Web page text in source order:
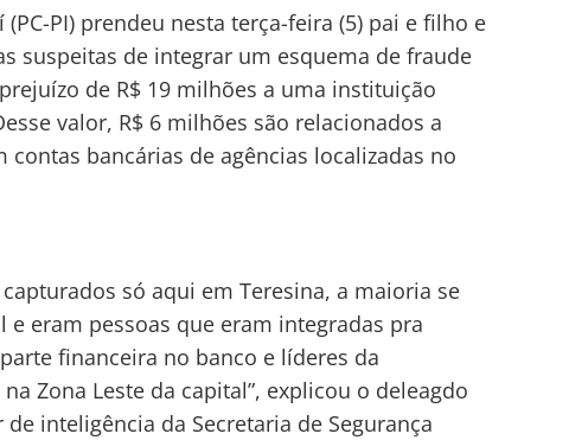
PI) prendeu nesta terça-feira (5) pai e filho e
suspeitas de integrar um esquema de fraude
de R$ 19 milhões a uma instituição
valor, R$ 6 milhões são relacionados a
contas bancárias de agências localizadas no
só aqui em Teresina, a maioria se
e eram pessoas que eram integradas pra
financeira no banco e líderes da
Zona Leste da capital”, explicou o deleagdo
inteligência da Secretaria de Segurança